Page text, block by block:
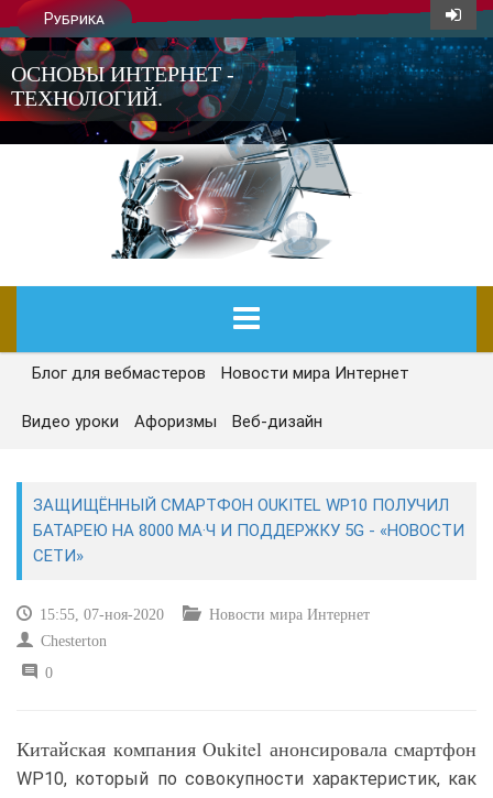
Рубрика
ОСНОВЫ ИНТЕРНЕТ -
ТЕХНОЛОГИЙ.
ГЛАВНАЯ
СЕГОДНЯ
Блог для вебмастеров Новости мира Интернет
Видео уроки Афоризмы Веб-дизайн
ЗАЩИЩЁННЫЙ СМАРТФОН OUKITEL WP10 ПОЛУЧИЛ
БАТАРЕЮ НА 8000 МА·Ч И ПОДДЕРЖКУ 5G - «НОВОСТИ
СЕТИ»
15:55, 07-ноя-2020
Новости мира Интернет
Chesterton
0
Китайская компания Oukitel анонсировала смартфон
WP10, который по совокупности характеристик, как